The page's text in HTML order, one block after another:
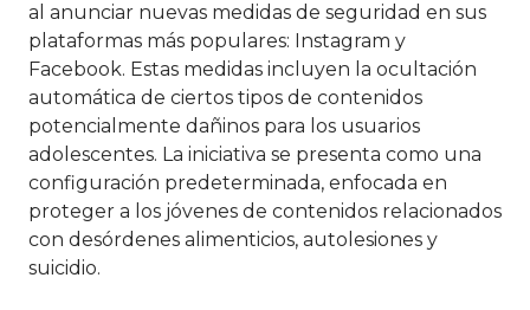
al anunciar nuevas medidas de seguridad en sus
plataformas más populares: Instagram y
Facebook. Estas medidas incluyen la ocultación
automática de ciertos tipos de contenidos
potencialmente dañinos para los usuarios
adolescentes. La iniciativa se presenta como una
configuración predeterminada, enfocada en
proteger a los jóvenes de contenidos relacionados
con desórdenes alimenticios, autolesiones y
suicidio.